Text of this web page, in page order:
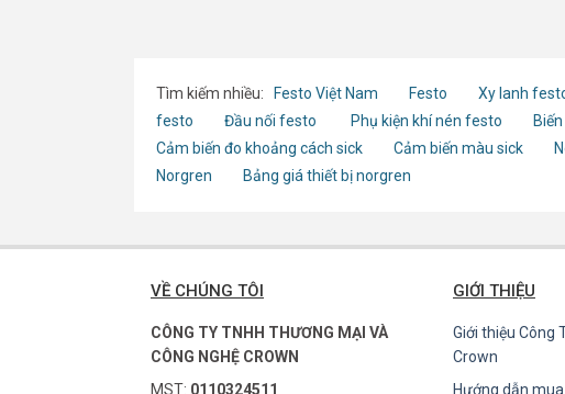
Tìm kiếm nhiều: Festo Việt Nam Festo Xy lanh
festo
Đầu nối festo Phụ kiện khí nén festo
Cảm biến đo khoảng cách sick
Cảm biến màu sick
Norgren
Bảng giá thiết bị norgren
VỀ CHÚNG TÔI
CÔNG TY TNHH THƯƠNG MẠI VÀ
CÔNG NGHỆ CROWN
MST: 0110324511
GIỚI THIỆU
Giới thiệu Công
Crown
Hướng dẫn